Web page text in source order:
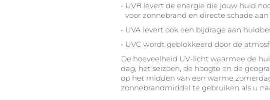
UVB levert de energie die jouw huid
voor zonnebrand en directe schade aan
UVA levert ook een bijdrage aan
UVC wordt geblokkeerd door de
De hoeveelheid UV-licht waarmee de
dag, het seizoen, de hoogte en de
op het midden van een warme
zonnebrandmiddel te gebruiken als u